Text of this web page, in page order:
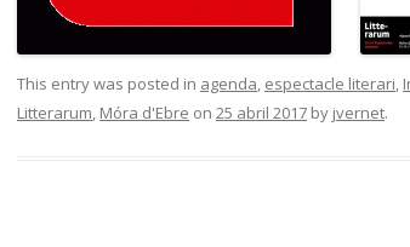
This entry was posted in agenda, espectacle literari,
Litterarum, Móra d'Ebre on 25 abril 2017 by jvernet.